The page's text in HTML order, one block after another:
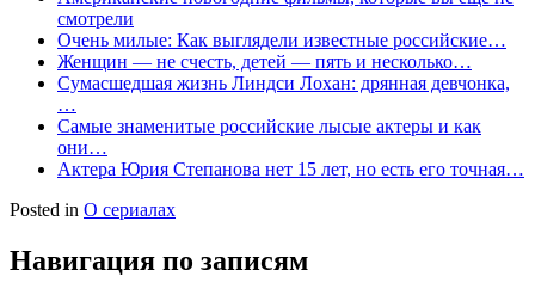
смотрели
Очень милые: Как выглядели известные российские…
Женщин — не счесть, детей — пять и несколько…
Сумасшедшая жизнь Линдси Лохан: дрянная девчонка,
…
Самые знаменитые российские лысые актеры и как
они…
Актера Юрия Степанова нет 15 лет, но есть его точная…
Posted in О сериалах
Навигация по записям